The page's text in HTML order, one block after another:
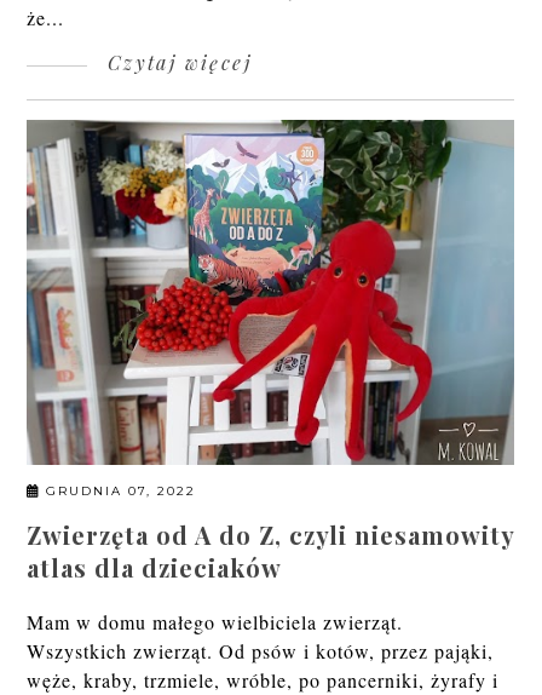
że...
Czytaj więcej
GRUDNIA 07, 2022
Zwierzęta od A do Z, czyli niesamowity
atlas dla dzieciaków
Mam w domu małego wielbiciela zwierząt.
Wszystkich zwierząt. Od psów i kotów, przez pająki,
węże, kraby, trzmiele, wróble, po pancerniki, żyrafy i